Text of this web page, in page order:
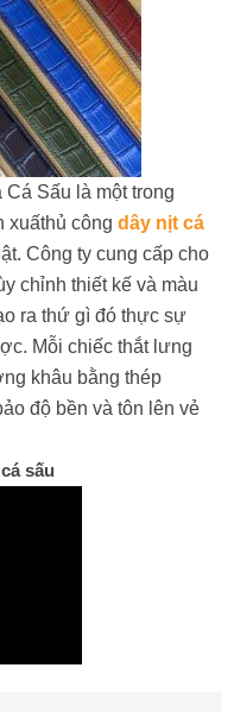
Sấu là một trong
xuấthủ công dây nịt cá
Công ty cung cấp cho
chỉnh thiết kế và màu
ra thứ gì đó thực sự
Mỗi chiếc thắt lưng
khâu bằng thép
độ bền và tôn lên vẻ
sấu